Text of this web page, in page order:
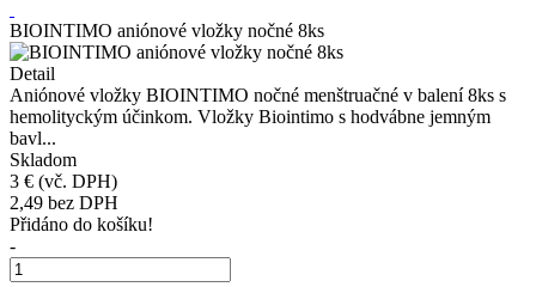
BIOINTIMO aniónové vložky nočné 8ks
Detail
Aniónové vložky BIOINTIMO nočné menštruačné v balení 8ks s
hemolityckým účinkom. Vložky Biointimo s hodvábne jemným
bavl...
Skladom
3 € (vč. DPH)
2,49 bez DPH
Přidáno do košíku!
-